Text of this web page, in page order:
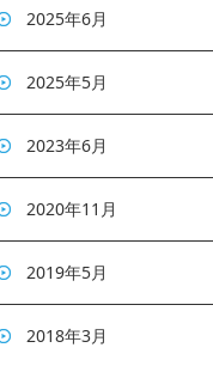
2025年6月
2025年5月
2023年6月
2020年11月
2019年5月
2018年3月